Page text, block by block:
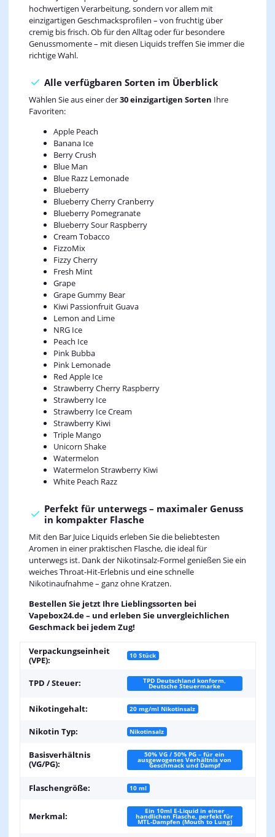
hochwertigen Verarbeitung, sondern vor allem mit
einzigartigen Geschmacksprofilen – von fruchtig über
cremig bis frisch. Ob für den Alltag oder für besondere
Genussmomente – mit diesen Liquids treffen Sie immer die
richtige Wahl.
Alle verfügbaren Sorten im Überblick
Wählen Sie aus einer der30 einzigartigen Sorten Ihre
Favoriten:
Apple Peach
Banana Ice
Berry Crush
Blue Man
Blue Razz Lemonade
Blueberry
Blueberry Cherry Cranberry
Blueberry Pomegranate
Blueberry Sour Raspberry
Cream Tobacco
FizzoMix
Fizzy Cherry
Fresh Mint
Grape
Grape Gummy Bear
Kiwi Passionfruit Guava
Lemon and Lime
NRG Ice
Peach Ice
Pink Bubba
Pink Lemonade
Red Apple Ice
Strawberry Cherry Raspberry
Strawberry Ice
Strawberry Ice Cream
Strawberry Kiwi
Triple Mango
Unicorn Shake
Watermelon
Watermelon Strawberry Kiwi
White Peach Razz
Perfekt für unterwegs – maximaler Genuss
in kompakter Flasche
Mit den Bar Juice Liquids erleben Sie die beliebtesten
Aromen in einer praktischen Flasche, die ideal für
unterwegs ist. Dank der Nikotinsalz-Formel genießen Sie ein
weiches Throat-Hit-Erlebnis und eine schnelle
Nikotinaufnahme – ganz ohne Kratzen.
Bestellen Sie jetzt Ihre Lieblingssorten bei
Vapebox24.de – und erleben Sie unvergleichlichen
Geschmack bei jedem Zug!
Verpackungseinheit
(VPE):
10 Stück
TPD / Steuer: TPD Deutschland konform,
Deutsche Steuermarke
Nikotingehalt: 20 mg/ml Nikotinsalz
Nikotin Typ: Nikotinsalz
Basisverhältnis
(VG/PG):
50% VG / 50% PG – für ein
ausgewogenes Verhältnis von
Geschmack und Dampf
Flaschengröße: 10 ml
Merkmal:
Ein 10ml E-Liquid in einer
handlichen Flasche, perfekt für
MTL-Dampfen (Mouth to Lung)